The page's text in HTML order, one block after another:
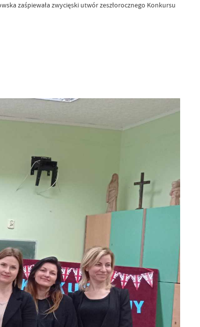
zaśpiewała zwycięski utwór zeszłorocznego Konkursu